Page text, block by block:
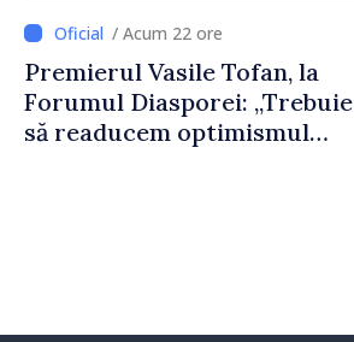
dumneavoastră pentru a
construi comunități mai
puternice”
/ Acum 22 ore
Premierul Vasile Tofan, la
Forumul Diasporei: „Trebuie
să readucem optimismul